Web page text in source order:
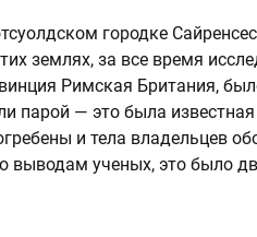
городке
землях, за все время
Римская Британия,
парой — это была известная
и тела владельцев
выводам ученых, это было